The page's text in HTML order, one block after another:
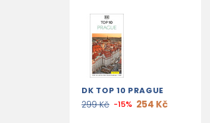
DK TOP 10 PRAGUE
299 Kč -15% 254 Kč